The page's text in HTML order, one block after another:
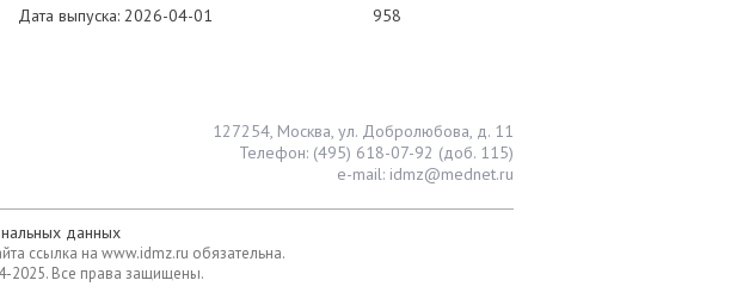
Дата выпуска: 2026-04-01 958
127254, Москва, ул. Добролюбова, д. 11
Телефон: (495) 618-07-92 (доб. 115)
e-mail: idmz@mednet.ru
данных
ссылка на www.idmz.ru обязательна.
2025. Все права защищены.